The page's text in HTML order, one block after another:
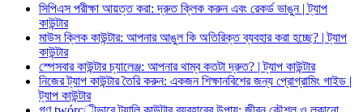
সিপিএস পরীক্ষা আয়ত্ত করা: দ্রুত ক্লিক করুন এবং রেকর্ড ভাঙুন | ট্যাপ
কাউন্টার
মাউস ক্লিক কাউন্টার: আপনার আঙুল কি অতিরিক্ত ব্যবহার করা হচ্ছে? | ট্যাপ
কাউন্টার
স্পেসবার কাউন্টার চ্যালেঞ্জ: আপনার থাম্ব কতটা দ্রুত? | ট্যাপ কাউন্টার
নিজের ট্যাপ কাউন্টার তৈরি করুন: একজন শিক্ষানবিশের জন্য প্রোগ্রামিং গাইড |
ট্যাপ কাউন্টার